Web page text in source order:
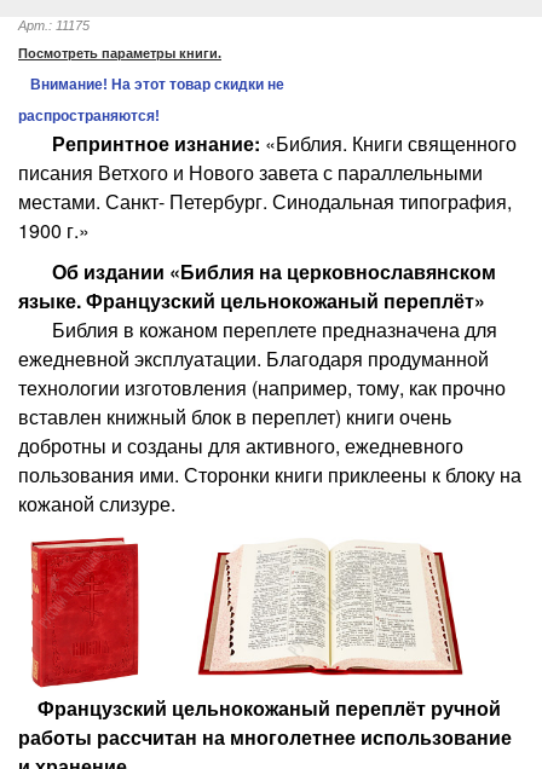
Арт.: 11175
Посмотреть параметры книги.
Внимание! На этот товар скидки не
распространяются!
Репринтное изнание: «Библия. Книги священного
писания Ветхого и Нового завета с параллельными
местами. Санкт- Петербург. Синодальная типография,
1900 г.»
Об издании «Библия на церковнославянском
языке. Французский цельнокожаный переплёт»
Библия в кожаном переплете предназначена для
ежедневной эксплуатации. Благодаря продуманной
технологии изготовления (например, тому, как прочно
вставлен книжный блок в переплет) книги очень
добротны и созданы для активного, ежедневного
пользования ими. Сторонки книги приклеены к блоку на
кожаной слизуре.
Французский цельнокожаный переплёт ручной
работы рассчитан на многолетнее использование